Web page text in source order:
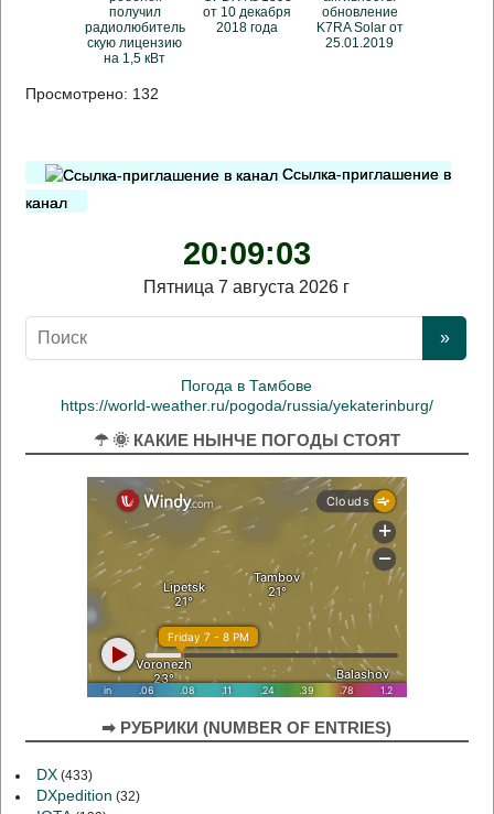
получил
радиолюбитель
скую лицензию
на 1,5 кВт
от 10 декабря
2018 года
обновление
K7RA Solar от
25.01.2019
Просмотрено: 132
Ссылка-приглашение в
канал
20:09:04
Пятница 7 августа 2026 г
Погода в Тамбове
https://world-weather.ru/pogoda/russia/yekaterinburg/
☂ 🌞 КАКИЕ НЫНЧЕ ПОГОДЫ СТОЯТ
➡ РУБРИКИ (NUMBER OF ENTRIES)
DX (433)
DXpedition (32)